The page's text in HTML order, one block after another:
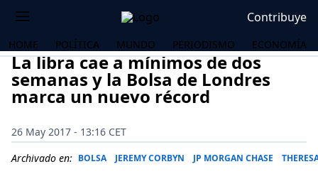
Contribuye
HOME POLÍTICA MUNDO PERIODISMO ECONOMÍA
La libra cae a mínimos de dos
semanas y la Bolsa de Londres
marca un nuevo récord
26 May 2017 - 13:16 CET
Archivado en: BOLSA JEREMY CORBYN JP MORGAN CHASE